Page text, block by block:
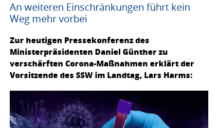
An weiteren Einschränkungen führt kein
Weg mehr vorbei
Zur heutigen Pressekonferenz des
Ministerpräsidenten Daniel Günther zu
verschärften Corona-Maßnahmen erklärt der
Vorsitzende des SSW im Landtag, Lars Harms: